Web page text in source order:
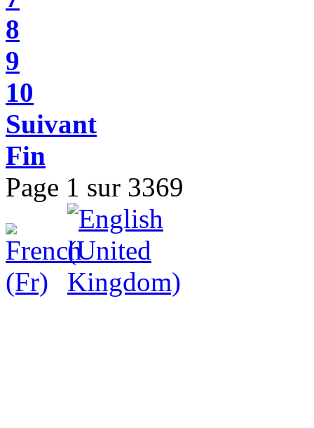
8
9
10
Suivant
Fin
Page 1 sur 3369